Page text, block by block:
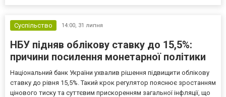
Суспільство 14:00, 31 липня
НБУ підняв облікову ставку до 15,5%:
причини посилення монетарної політики
Національний банк України ухвалив рішення підвищити облікову
ставку до рівня 15,5%. Такий крок регулятор пояснює зростанням
цінового тиску та суттєвим прискоренням загальної інфляції, що